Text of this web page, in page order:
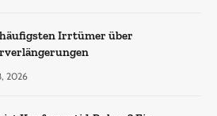
Irrtümer über
2026